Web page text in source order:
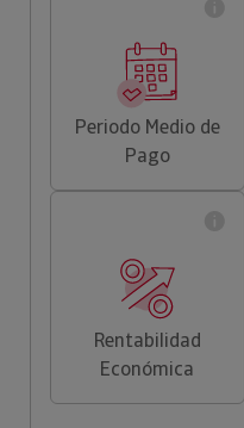
Periodo Medio de
Pago
Rentabilidad
Económica